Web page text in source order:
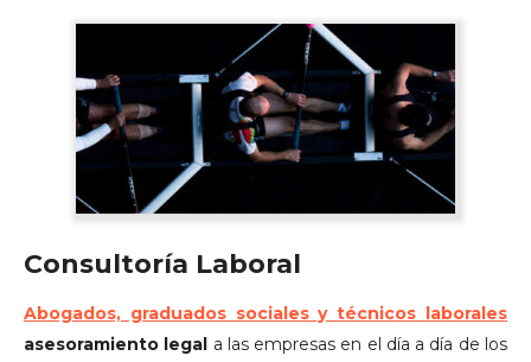
Consultoría Laboral
Abogados, graduados sociales y técnicos laborales
asesoramiento legal a las empresas en el día a día de los